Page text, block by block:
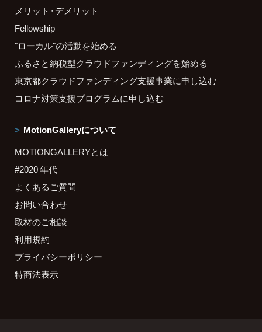
メリット・デメリット
Fellowship
"ローカル"の活動を始める
ふるさと納税型クラウドファンディングを始める
東京都クラウドファンディング支援事業に申し込む
コロナ対策支援プログラムに申し込む
MotionGalleryについて
MOTIONGALLERYとは
#2020 年代
よくあるご質問
お問い合わせ
取材のご相談
利用規約
プライバシーポリシー
特商法表示